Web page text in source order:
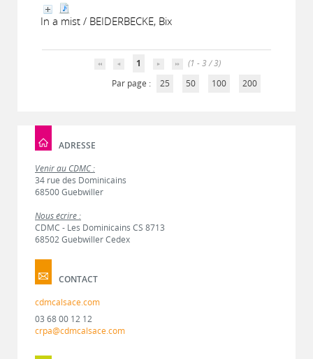
In a mist / BEIDERBECKE, Bix
1
(1 - 3 / 3)
Par page :
25 50 100 200
ADRESSE
Venir au CDMC :
34 rue des Dominicains
68500 Guebwiller
Nous écrire :
CDMC - Les Dominicains CS 8713
68502 Guebwiller Cedex
CONTACT
cdmcalsace.com
03 68 00 12 12
crpa@cdmcalsace.com